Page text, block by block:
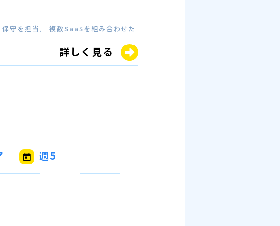
守を担当。 複数SaaSを組み合わせた
詳しく見る
週5